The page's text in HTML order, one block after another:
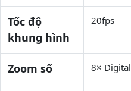
Tốc độ
khung hình
20fps
Zoom số 8× Digital